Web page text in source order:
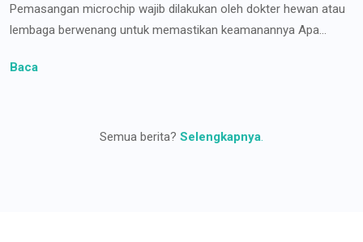
Pemasangan microchip wajib dilakukan oleh dokter hewan atau
lembaga berwenang untuk memastikan keamanannya Apa...
Baca
Semua berita? Selengkapnya